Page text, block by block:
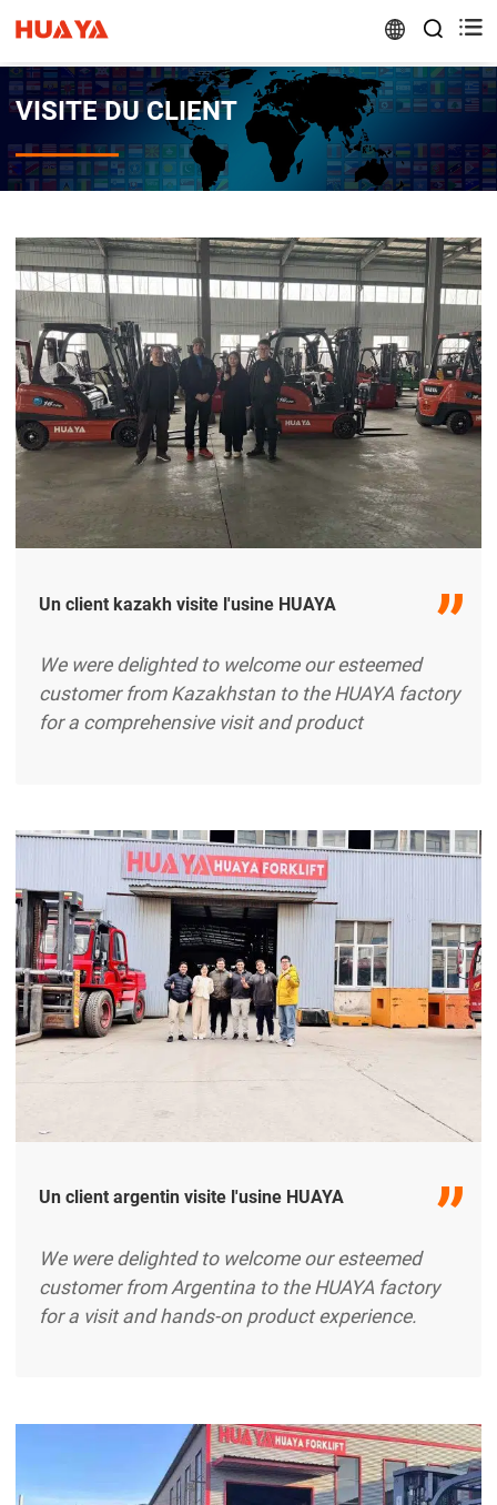
 
VISITE DU CLIENT
Un client kazakh visite l'usine HUAYA
We were delighted to welcome our esteemed
customer from Kazakhstan to the HUAYA factory
for a comprehensive visit and product
technology and rigorous quality control
processes. This provided them with a deeper
understanding of our commitment to innovation,
reliability, excerpt …
Un client argentin visite l'usine HUAYA
We were delighted to welcome our esteemed
customer from Argentina to the HUAYA factory
for a visit and hands-on product experience.
quality control standards. This visit provided a
clear insight into our dedication to innovation,
efficiency, excerpt …